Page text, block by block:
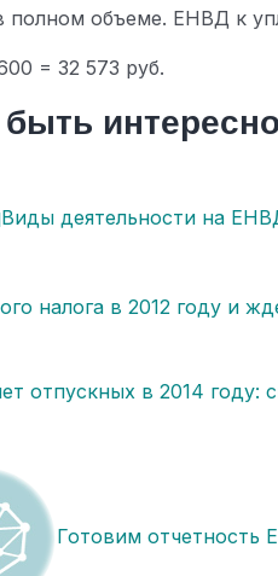
объеме. ЕНВД к
= 32 573 руб.
Виды деятельности на
налога в 2012 году и
отпускных в 2014 году:
Готовим отчетность